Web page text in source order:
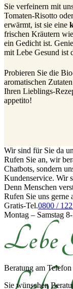
Sie verfeinern mit
Tomaten-Risotto
erwärmt, ist sie eine
frischen Kräutern
ein Gedicht ist.
mit Lebe Gesund ist
Probieren Sie die
aromatischen
Ihren Lieblings-
appetito!
Wir sind für Sie da
Rufen Sie an, wir
Chatbots, sondern
Kundenservice. Wir
Denn Menschen
Rufen Sie uns gerne
Gratis-Tel.0800 /
Montag – Samstag
Beratung am Telefon
Sie wünschen